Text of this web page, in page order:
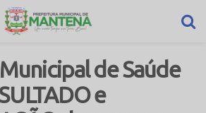
de Saúde
e